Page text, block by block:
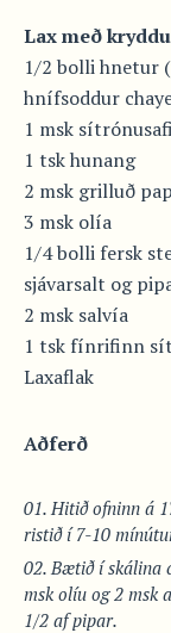
Lax með
1/2 bolli hnetur
hnífsoddur
1 msk sítrónusafi
1 tsk hunang
2 msk grilluð
3 msk olía
1/4 bolli fersk
sjávarsalt og
2 msk salvía
1 tsk fínrifinn
Laxaflak
Aðferð
Hitið ofninn á
ristið í 7-10
Bætið í skálina
msk olíu og 2 msk
1/2 af pipar.